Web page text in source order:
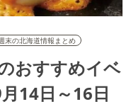
末の北海道情報まとめ
おすすめイベ
14日～16日